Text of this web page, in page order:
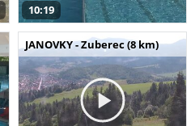
10:19
JANOVKY - Zuberec (8 km)